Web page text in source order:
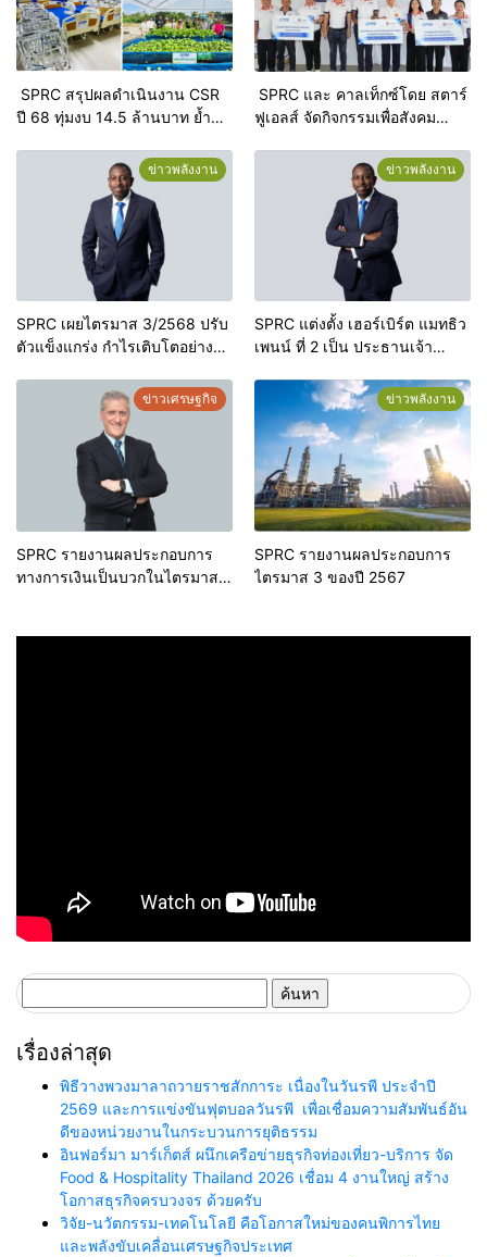
SPRC สรุปผลดำเนินงาน CSR
ปี 68 ทุ่มงบ 14.5 ล้านบาท ย้ำ
เติบโตอย่างยั่งยืนคู่ชุมชน
SPRC และ คาลเท็กซ์โดย สตาร์
ฟูเอลส์ จัดกิจกรรมเพื่อสังคม
แห่งการแบ่งปัน”
ข่าวพลังงาน
SPRC เผยไตรมาส 3/2568 ปรับ
ตัวแข็งแกร่ง กำไรเติบโตอย่างมี
ข่าวพลังงาน
SPRC แต่งตั้ง เฮอร์เบิร์ต แมทธิว
เพนน์ ที่ 2 เป็น ประธานเจ้า
ข่าวเศรษฐกิจ
SPRC รายงานผลประกอบการ
ทางการเงินเป็นบวกในไตรมาสที่
ข่าวพลังงาน
SPRC รายงานผลประกอบการ
ไตรมาส 3 ของปี 2567
สำหรับ:
เรื่องล่าสุด
พิธีวางพวงมาลาถวายราชสักการะ เนื่องในวันรพี ประจำปี
2569 และการแข่งขันฟุตบอลวันรพี เพื่อเชื่อมความสัมพันธ์อัน
ดีของหน่วยงานในกระบวนการยุติธรรม
อินฟอร์มา มาร์เก็ตส์ ผนึกเครือข่ายธุรกิจท่องเที่ยว-บริการ จัด
Food & Hospitality Thailand 2026 เชื่อม 4 งานใหญ่ สร้าง
โอกาสธุรกิจครบวงจร ด้วยครับ
วิจัย-นวัตกรรม-เทคโนโลยี คือโอกาสใหม่ของคนพิการไทย
และพลังขับเคลื่อนเศรษฐกิจประเทศ